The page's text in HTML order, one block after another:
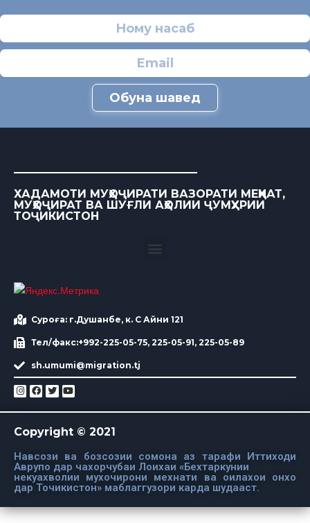
Обуна шавед
ХАДАМОТИ МУҲОҶИРАТИ ВАЗОРАТИ МЕҲНАТ,
МУҲОҶИРАТ ВА ШУҒЛИ АҲОЛИИ ҶУМҲУРИИ
ТОҶИКИСТОН
Суроға: г.Душанбе, к. С Айни 121
Тел/факс:+992-225-05-75, 225-05-91, 225-05-89
sh.umumi@migration.tj
Copyright © 2021
Навсози ва бозсозии сомона аз тарафи Иттиходи
Аврупо дар чахорчубаи Лоихаи «Бехтаркунии
некуахволии мухочирони мехнати ва оилахои онхо
дар Точикистон» маблаггузори карда шудааст.